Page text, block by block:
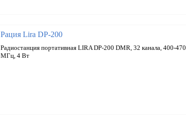
Рация Lira DP-200
Радиостанция портативная LIRA DP-200 DMR, 32 канала, 400-470
МГц, 4 Вт